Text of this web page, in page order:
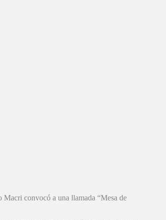
convocó a una llamada “Mesa de